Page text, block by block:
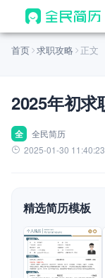
首页
AI 生成
AI 优化简
AI 翻译
AI 模拟面
面试自
AI 职场工具
首页 求职攻略 正文
2025年初求
全
全民简历
2025-01-30 11:40:23
精选简历模板